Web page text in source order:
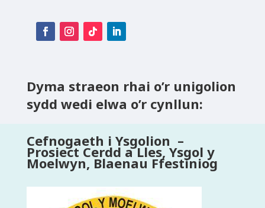
Dyma straeon rhai o’r unigolion
sydd wedi elwa o’r cynllun:
Cefnogaeth i Ysgolion –
Prosiect Cerdd a Lles, Ysgol y
Moelwyn, Blaenau Ffestiniog